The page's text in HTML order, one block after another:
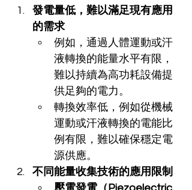
發電量低，難以滿足現有應用
的需求
例如，通過人體運動或汗
液轉換的能量水平有限，
難以持續為高功耗設備提
供足夠的電力。
轉換效率低，例如從機械
運動或汗液轉換的電能比
例有限，難以確保穩定電
源供應。
不同能量收集技術的應用限制